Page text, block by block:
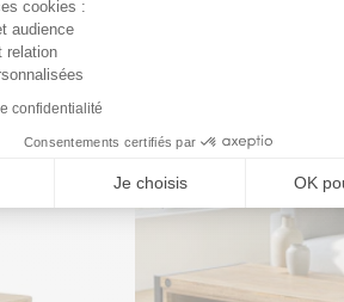
cookies :
audience
relation
confidentialité
Consentements certifiés par
Je choisis OK
PROMO